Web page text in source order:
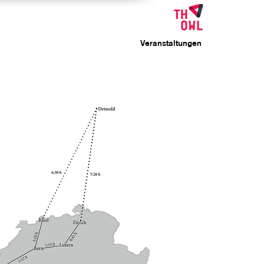
Veranstaltungen